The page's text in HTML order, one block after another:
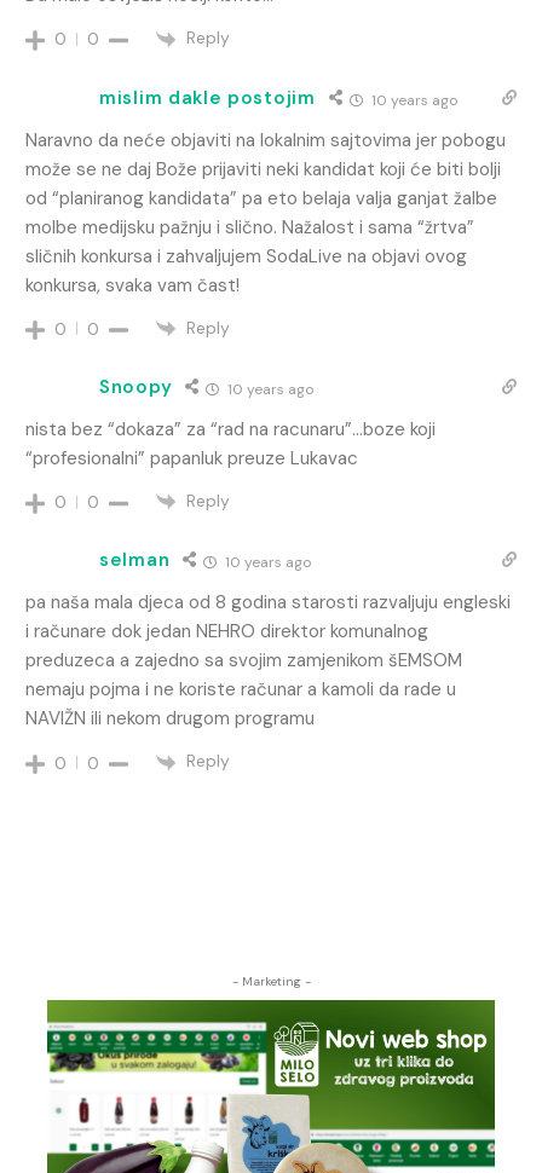
0 0 Reply
mislim dakle postojim 10 years ago
Naravno da neće objaviti na lokalnim sajtovima jer pobogu
može se ne daj Bože prijaviti neki kandidat koji će biti bolji
od “planiranog kandidata” pa eto belaja valja ganjat žalbe
molbe medijsku pažnju i slično. Nažalost i sama “žrtva”
sličnih konkursa i zahvaljujem SodaLive na objavi ovog
konkursa, svaka vam čast!
0 0 Reply
Snoopy 10 years ago
nista bez “dokaza” za “rad na racunaru”…boze koji
“profesionalni” papanluk preuze Lukavac
0 0 Reply
selman 10 years ago
pa naša mala djeca od 8 godina starosti razvaljuju engleski
i računare dok jedan NEHRO direktor komunalnog
preduzeca a zajedno sa svojim zamjenikom šEMSOM
nemaju pojma i ne koriste računar a kamoli da rade u
NAVIŽN ili nekom drugom programu
0 0 Reply
- Marketing -